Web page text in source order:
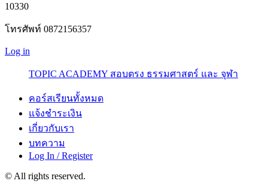
10330
โทรศัพท์ 0872156357
Log in
TOPIC ACADEMY สอบตรง ธรรมศาสตร์ และ จุฬา
คอร์สเรียนทั้งหมด
แจ้งชำระเงิน
เกี่ยวกับเรา
บทความ
Log In / Register
© All rights reserved.